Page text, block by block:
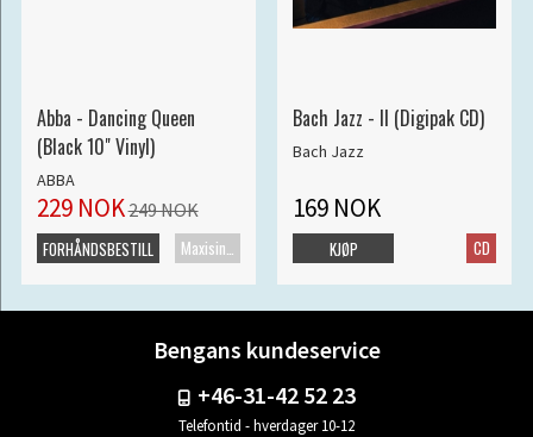
Abba - Dancing Queen
(Black 10" Vinyl)
ABBA
229 NOK249 NOK
Maxisingel
FORHÅNDSBESTILL
Bach Jazz - II (Digipak CD)
Bach Jazz
169 NOK
CD
KJØP
Bengans kundeservice
+46-31-42 52 23
Telefontid - hverdager 10-12